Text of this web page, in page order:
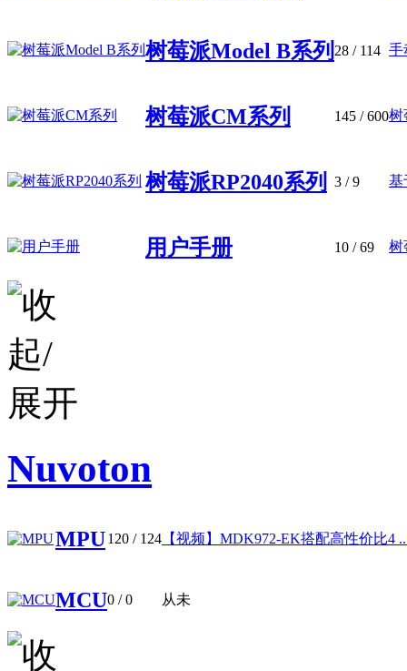
树莓派Model B系列 28 / 114 手
树莓派CM系列 145 / 600树
树莓派RP2040系列 3 / 9 基
用户手册 10 / 69 树
Nuvoton
MPU120 / 124 【视频】MDK972-EK搭配高性价比4
MCU0 / 0 从未